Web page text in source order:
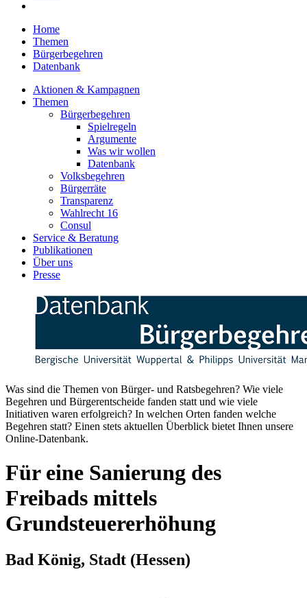
Home
Themen
Bürgerbegehren
Datenbank
Aktionen & Kampagnen
Themen
Bürgerbegehren
Spielregeln
Argumente
Was wir wollen
Datenbank
Volksbegehren
Bürgerräte
Transparenz
Wahlrecht 16
Consul
Service & Beratung
Publikationen
Über uns
Presse
Was sind die Themen von Bürger- und Ratsbegehren? Wie viele
Begehren und Bürgerentscheide fanden statt und wie viele
Initiativen waren erfolgreich? In welchen Orten fanden welche
Begehren statt? Einen stets aktuellen Überblick bietet Ihnen unsere
Online-Datenbank.
Für eine Sanierung des
Freibads mittels
Grundsteuererhöhung
Bad König, Stadt (Hessen)